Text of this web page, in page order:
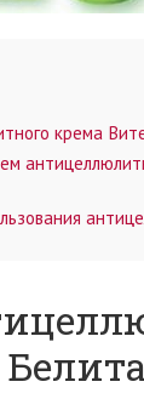
крема